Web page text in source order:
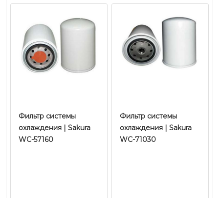
Фильтр системы
охлаждения | Sakura
WC-57160
Фильтр системы
охлаждения | Sakura
WC-71030